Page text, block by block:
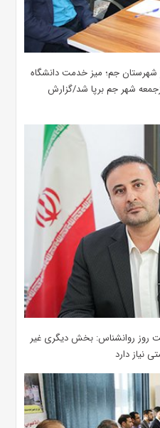
جم؛ میز خدمت دانشگاه
شهر جم برپا شد/گزارش
روز روانشناس: بخش دیگری غیر
نیاز دارد